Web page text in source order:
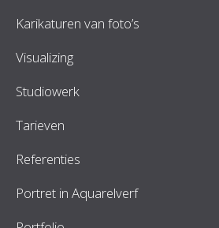
Karikaturen van foto’s
Visualizing
Studiowerk
Tarieven
Referenties
Portret in Aquarelverf